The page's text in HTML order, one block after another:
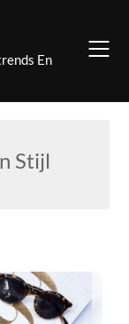
En
Stijl